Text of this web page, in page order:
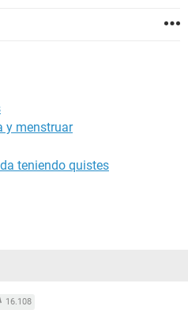
y menstruar
teniendo quistes
16.108